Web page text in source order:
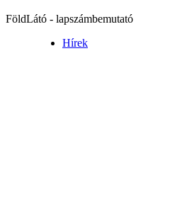
FöldLátó - lapszámbemutató
Hírek